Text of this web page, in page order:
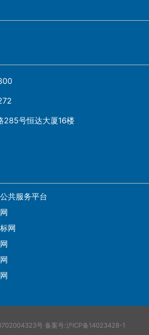
285号恒达大厦16楼
共服务平台
网
号 备案号:沪ICP备14023428-1